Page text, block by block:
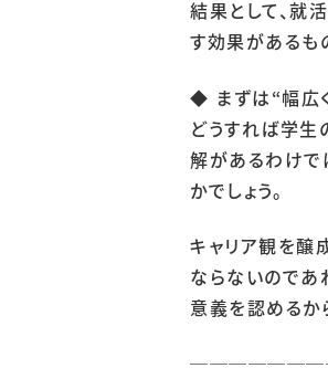
結果として、就
す効果があるも
◆ まずは“幅広
どうすれば学生
解があるわけで
かでしょう。
キャリア観を醸
ならないのであ
意義を認めるか
経営理念
会社概要
企業向けサービス